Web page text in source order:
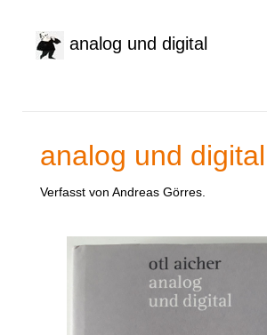
analog und digital
analog und digital
Verfasst von Andreas Görres.